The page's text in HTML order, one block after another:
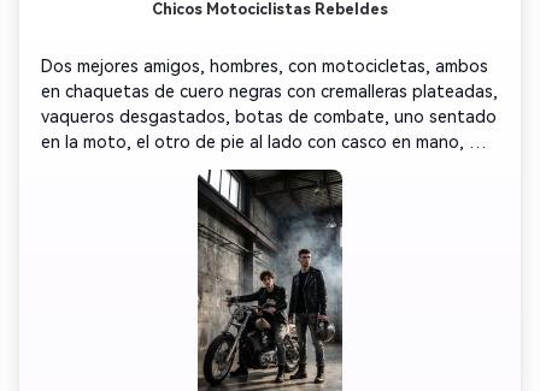
Chicos Motociclistas Rebeldes
Dos mejores amigos, hombres, con motocicletas, ambos
en chaquetas de cuero negras con cremalleras plateadas,
vaqueros desgastados, botas de combate, uno sentado
en la moto, el otro de pie al lado con casco en mano,
fondo de almacén industrial con muros de hormigón,
iluminación dramática y ahumada, gradación
cinematográfica con alto contraste, composición
poderosa de ángulo bajo, fotorrealismo 8K, estética